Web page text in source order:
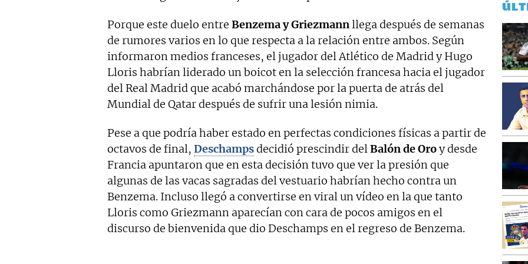
Porque este duelo entre Benzema y Griezmannllega después de semanas
de rumores varios en lo que respecta a la relación entre ambos. Según
informaron medios franceses, el jugador del Atlético de Madrid y Hugo
Lloris habrían liderado un boicot en la selección francesa hacia el jugador
del Real Madrid que acabó marchándose por la puerta de atrás del
Mundial de Qatar después de sufrir una lesión nimia.
Pese a que podría haber estado en perfectas condiciones físicas a partir de
octavos de final, Deschampsdecidió prescindir delBalón de Oroy desde
Francia apuntaron que en esta decisión tuvo que ver la presión que
algunas de las vacas sagradas del vestuario habrían hecho contra un
Benzema. Incluso llegó a convertirse en viral un vídeo en la que tanto
Lloris como Griezmann aparecían con cara de pocos amigos en el
discurso de bienvenida que dio Deschamps en el regreso de Benzema.